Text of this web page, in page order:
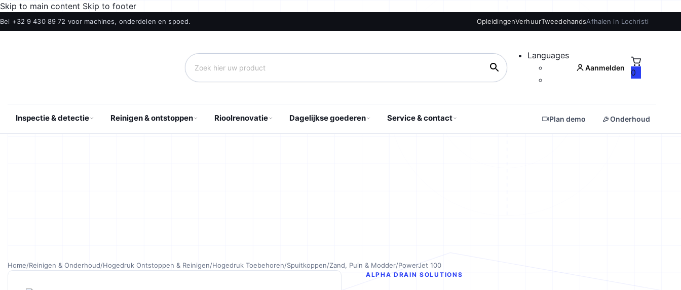
Skip to main content Skip to footer
Bel +32 9 430 89 72 voor machines, onderdelen en spoed. OpleidingenVerhuurTweedehandsAfhalen in Lochristi
Zoek hier uw product
Languages
Aanmelden 0
Inspectie & detectie Reinigen & ontstoppen Rioolrenovatie Dagelijkse goederen Service & contact Plan demo Onderhoud
Home/Reinigen & Onderhoud/Hogedruk Ontstoppen & Reinigen/Hogedruk Toebehoren/Spuitkoppen/Zand, Puin & Modder/PowerJet 100
ALPHA DRAIN SOLUTIONS